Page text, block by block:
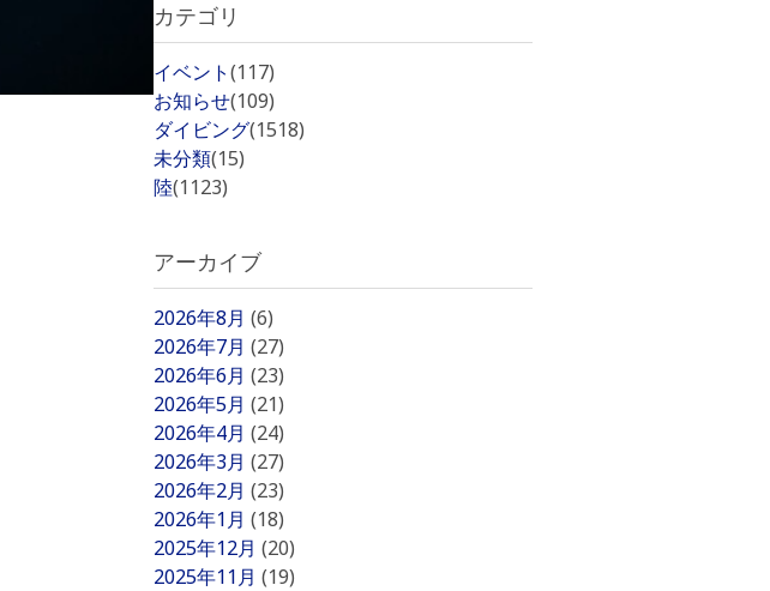
カテゴリ
イベント(117)
お知らせ(109)
ダイビング(1518)
未分類(15)
陸(1123)
アーカイブ
2026年8月 (6)
2026年7月 (27)
2026年6月 (23)
2026年5月 (21)
2026年4月 (24)
2026年3月 (27)
2026年2月 (23)
2026年1月 (18)
2025年12月 (20)
2025年11月 (19)